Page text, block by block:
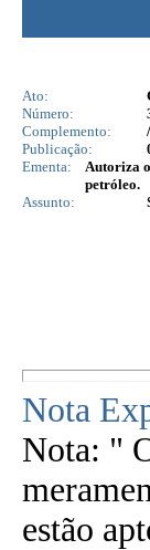
Ato:
Número:
Complemento:
Publicação:
Ementa:
Autoriza
petróleo.
Assunto:
Nota
Nota: "
estão